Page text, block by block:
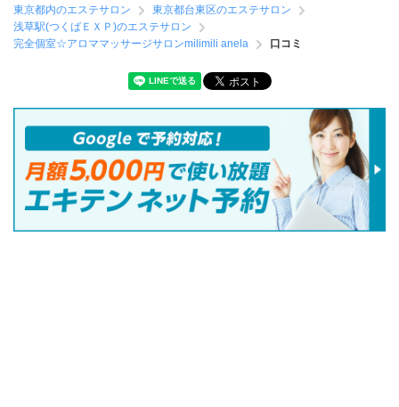
東京都内のエステサロン
東京都台東区のエステサロン
浅草駅(つくばＥＸＰ)のエステサロン
完全個室☆アロママッサージサロンmilimili anela
口コミ